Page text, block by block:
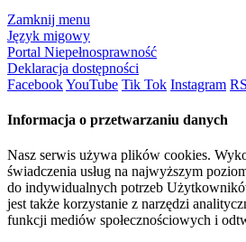
Zamknij menu
Język migowy
Portal Niepełnosprawność
Deklaracja dostępności
FacebookYouTube Tik Tok Instagram
Informacja o przetwarzaniu danych
Nasz serwis używa plików cookies.
świadczenia usług na najwyższym
do indywidualnych potrzeb
jest także korzystanie z narzędzi
funkcji mediów społecznościowych i